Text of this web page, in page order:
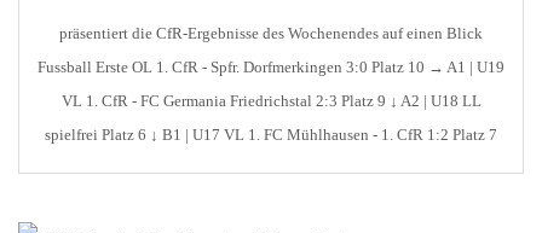
präsentiert die CfR-Ergebnisse des Wochenendes auf einen Blick
Fussball Erste OL 1. CfR - Spfr. Dorfmerkingen 3:0 Platz 10 → A1 | U19
VL 1. CfR - FC Germania Friedrichstal 2:3 Platz 9 ↓ A2 | U18 LL
spielfrei Platz 6 ↓ B1 | U17 VL 1. FC Mühlhausen - 1. CfR 1:2 Platz 7